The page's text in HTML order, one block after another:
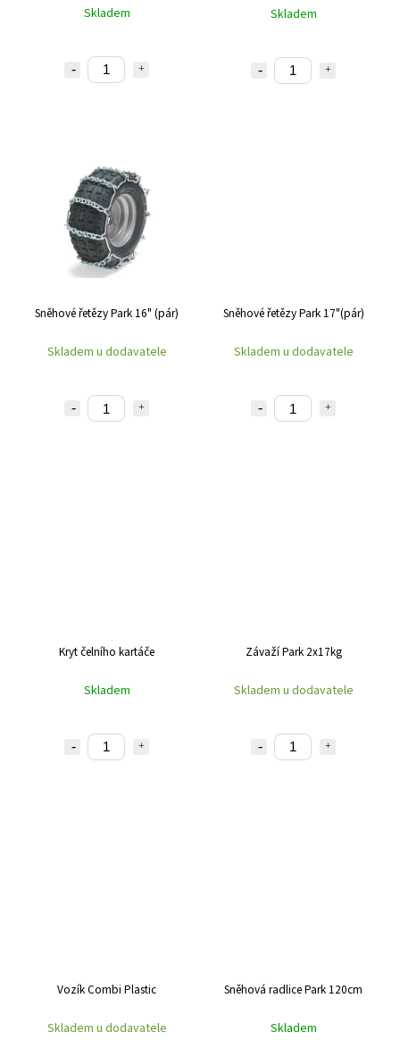
Skladem Skladem
Sněhové řetězy Park 16" (pár)
Skladem u dodavatele
Sněhové řetězy Park 17"(pár)
Skladem u dodavatele
Kryt čelního kartáče
Skladem
Závaží Park 2x17kg
Skladem u dodavatele
Vozík Combi Plastic
Skladem u dodavatele
Sněhová radlice Park 120cm
Skladem